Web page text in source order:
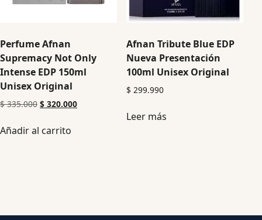
Perfume Afnan
Supremacy Not Only
Intense EDP 150ml
Unisex Original
$335.000 $ 320.000
Añadir al carrito
Afnan Tribute Blue EDP
Nueva Presentación
100ml Unisex Original
$ 299.990
Leer más